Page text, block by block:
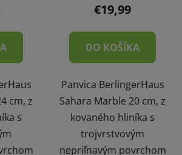
cm, z
s
€19,99
DO KOŠÍKA
Panvica BerlingerHaus
Sahara Marble 20 cm, z
kovaného hliníka s
trojvrstvovým
nepriľnavým povrchom